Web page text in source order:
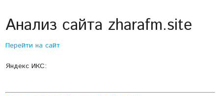
Анализ сайта zharafm.site
Перейти на сайт
Яндекс ИКС: